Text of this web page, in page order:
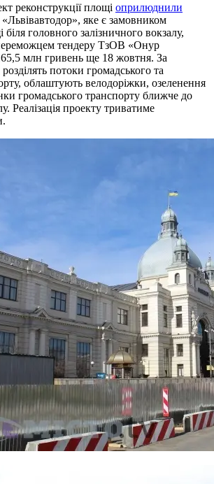
реконструкції площі оприлюднили
яке є замовником
біля головного залізничного вокзалу,
тендеру ТзОВ «Онур
млн гривень ще 18 жовтня. За
потоки громадського та
облаштують велодоріжки, озеленення
громадського транспорту ближче до
Реалізація проекту триватиме